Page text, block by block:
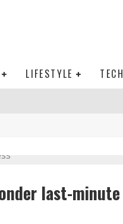
LIFESTYLE TECH
last-minute